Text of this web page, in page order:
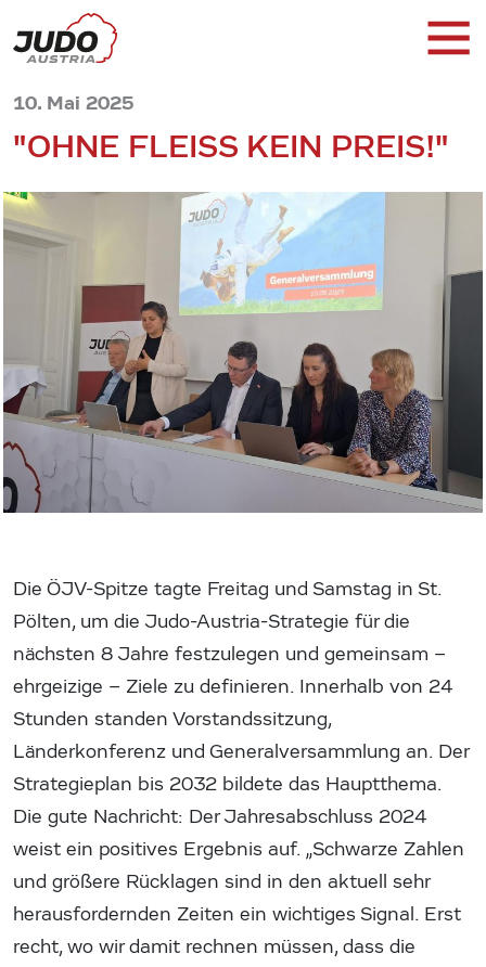
10. Mai 2025
"OHNE FLEISS KEIN PREIS!"
Die ÖJV-Spitze tagte Freitag und Samstag in St.
Pölten, um die Judo-Austria-Strategie für die
nächsten 8 Jahre festzulegen und gemeinsam –
ehrgeizige – Ziele zu definieren. Innerhalb von 24
Stunden standen Vorstandssitzung,
Länderkonferenz und Generalversammlung an. Der
Strategieplan bis 2032 bildete das Hauptthema.
Die gute Nachricht: Der Jahresabschluss 2024
weist ein positives Ergebnis auf. „Schwarze Zahlen
und größere Rücklagen sind in den aktuell sehr
herausfordernden Zeiten ein wichtiges Signal. Erst
recht, wo wir damit rechnen müssen, dass die